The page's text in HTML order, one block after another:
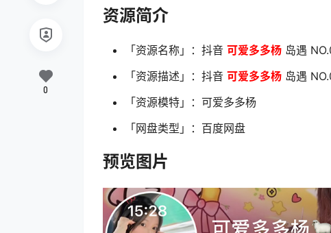
资源简介
「资源名称」：抖音 可爱多多杨 岛遇
「资源描述」：抖音 可爱多多杨 岛遇
「资源模特」：可爱多多杨
「网盘类型」：百度网盘
预览图片
0